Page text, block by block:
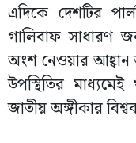
এদিকে দেশটির
গালিবাফ সাধারণ
অংশ নেওয়ার আহ্বান
উপস্থিতির
জাতীয় অঙ্গীকার